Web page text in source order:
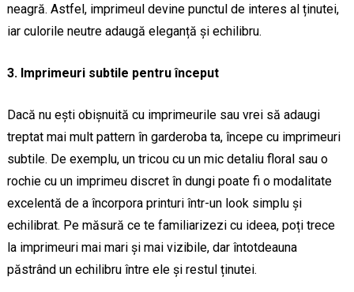
neagră. Astfel, imprimeul devine punctul de interes al ținutei,
iar culorile neutre adaugă eleganță și echilibru.
3. Imprimeuri subtile pentru început
Dacă nu ești obișnuită cu imprimeurile sau vrei să adaugi
treptat mai mult pattern în garderoba ta, începe cu imprimeuri
subtile. De exemplu, un tricou cu un mic detaliu floral sau o
rochie cu un imprimeu discret în dungi poate fi o modalitate
excelentă de a încorpora printuri într-un look simplu și
echilibrat. Pe măsură ce te familiarizezi cu ideea, poți trece
la imprimeuri mai mari și mai vizibile, dar întotdeauna
păstrând un echilibru între ele și restul ținutei.